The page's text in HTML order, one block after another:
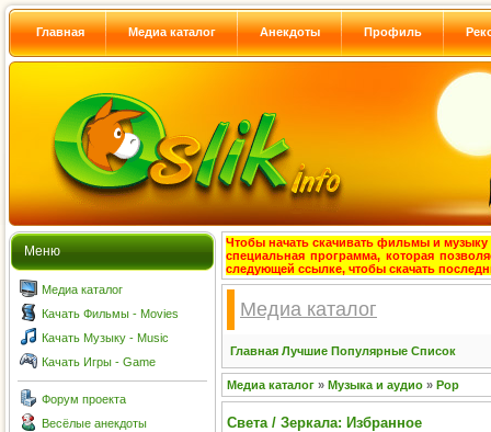
Главная Медиа каталог Анекдоты Профиль
Меню
Медиа каталог
Качать Фильмы - Movies
Качать Музыку - Music
Качать Игры - Game
Форум проекта
Весёлые анекдоты
Чтобы начать скачивать фильмы и музыку
специальная программа, которая
следующей ссылке, чтобы скачать
Медиа каталог
Главная Лучшие Популярные Список
Медиа каталог » Музыка и аудио » Pop
Света / Зеркала: Избранное